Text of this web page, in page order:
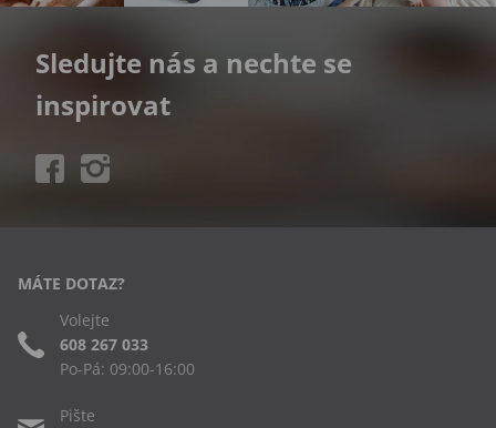
Sledujte nás a nechte se
inspirovat
MÁTE DOTAZ?
Volejte
608 267 033
Po-Pá: 09:00-16:00
Pište